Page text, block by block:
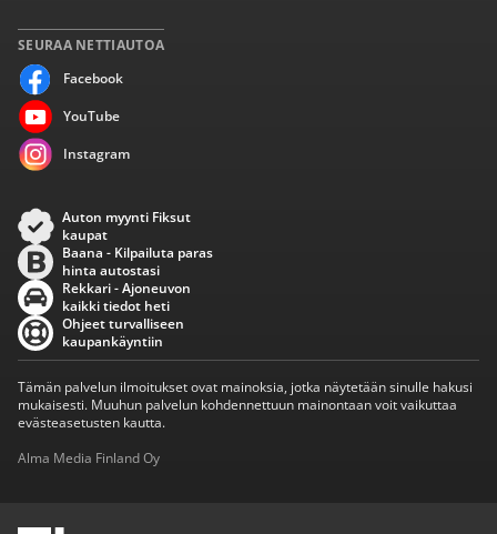
SEURAA NETTIAUTOA
Facebook
YouTube
Instagram
Auton myynti Fiksut
kaupat
Baana - Kilpailuta paras
hinta autostasi
Rekkari - Ajoneuvon
kaikki tiedot heti
Ohjeet turvalliseen
kaupankäyntiin
Tämän palvelun ilmoitukset ovat mainoksia, jotka näytetään sinulle hakusi
mukaisesti. Muuhun palvelun kohdennettuun mainontaan voit vaikuttaa
evästeasetusten kautta.
Alma Media Finland Oy